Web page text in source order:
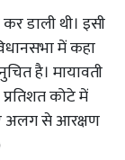
डाली थी। इसी
में कहा
है। मायावती
कोटे में
अलग से आरक्षण